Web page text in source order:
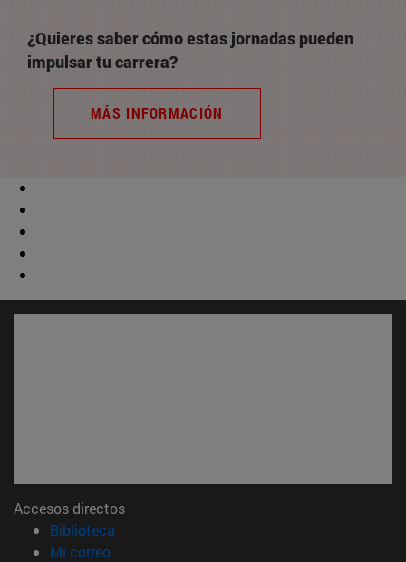
¿Quieres saber cómo estas jornadas pueden
impulsar tu carrera?
MÁS INFORMACIÓN
Accesos directos
Biblioteca
Mi correo(abre en nueva ventana)